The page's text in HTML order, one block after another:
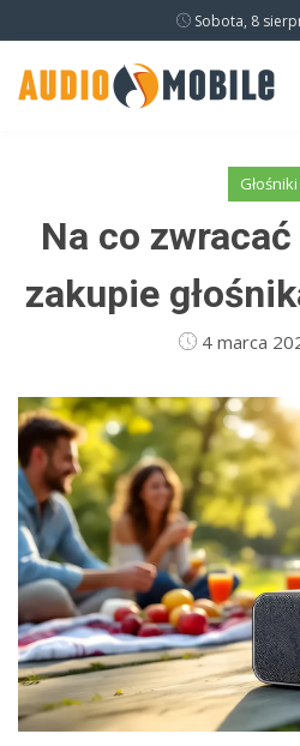
Sobota, 8
Głośniki
Na co
zakupie
4 marca